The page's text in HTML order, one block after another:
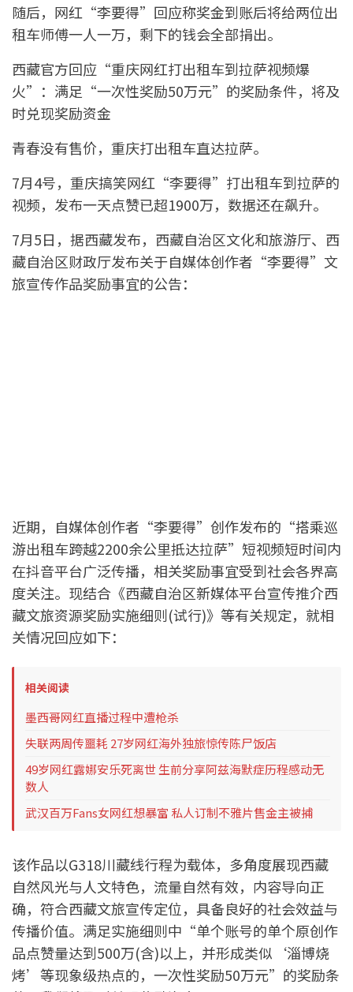
随后，网红“李要得”回应称奖金到账后将给两位出
租车师傅一人一万，剩下的钱会全部捐出。
西藏官方回应“重庆网红打出租车到拉萨视频爆
火”：满足“一次性奖励50万元”的奖励条件，将及
时兑现奖励资金
青春没有售价，重庆打出租车直达拉萨。
7月4号，重庆搞笑网红“李要得”打出租车到拉萨的
视频，发布一天点赞已超1900万，数据还在飙升。
7月5日，据西藏发布，西藏自治区文化和旅游厅、西
藏自治区财政厅发布关于自媒体创作者“李要得”文
旅宣传作品奖励事宜的公告：
近期，自媒体创作者“李要得”创作发布的“搭乘巡
游出租车跨越2200余公里抵达拉萨”短视频短时间内
在抖音平台广泛传播，相关奖励事宜受到社会各界高
度关注。现结合《西藏自治区新媒体平台宣传推介西
藏文旅资源奖励实施细则(试行)》等有关规定，就相
关情况回应如下：
相关阅读
墨西哥网红直播过程中遭枪杀
失联两周传噩耗 27岁网红海外独旅惊传陈尸饭店
49岁网红露娜安乐死离世 生前分享阿兹海默症历程感动无
数人
武汉百万Fans女网红想暴富 私人订制不雅片售金主被捕
该作品以G318川藏线行程为载体，多角度展现西藏
自然风光与人文特色，流量自然有效，内容导向正
确，符合西藏文旅宣传定位，具备良好的社会效益与
传播价值。满足实施细则中“单个账号的单个原创作
品点赞量达到500万(含)以上，并形成类似‘淄博烧
烤’等现象级热点的，一次性奖励50万元”的奖励条